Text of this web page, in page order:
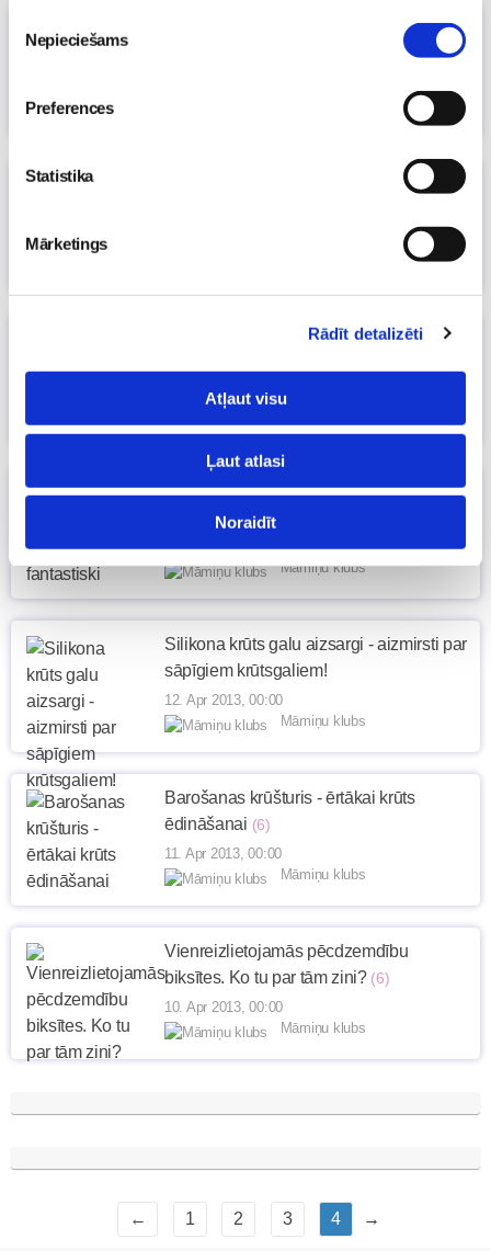
izvēle
Nepieciešams
Preferences
Statistika
Mārketings
Rādīt detalizēti
Atļaut visu
Ļaut atlasi
Noraidīt
Dalies krūts ēdināšanas pieredzē un tiec
Iepazīsties: Canpol Easy start pudelītes
Iepazīsties: Canpol piena pumpītis
16. Apr 2013, 00:00
Tas ir laiks mums abiem, tas ir fantastiski
12. Apr 2013, 19:52
Māmiņu klubs
Silikona krūts galu aizsargi - aizmirsti par
sāpīgiem krūtsgaliem!
12. Apr 2013, 00:00
Māmiņu klubs
Barošanas krūšturis - ērtākai krūts
ēdināšanai (6)
11. Apr 2013, 00:00
Māmiņu klubs
Vienreizlietojamās pēcdzemdību
biksītes. Ko tu par tām zini? (6)
10. Apr 2013, 00:00
Māmiņu klubs
← 1 2 3 4 →